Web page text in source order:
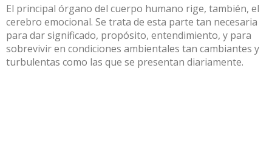
El principal órgano del cuerpo humano rige, también, el
cerebro emocional. Se trata de esta parte tan necesaria
para dar significado, propósito, entendimiento, y para
sobrevivir en condiciones ambientales tan cambiantes y
turbulentas como las que se presentan diariamente.